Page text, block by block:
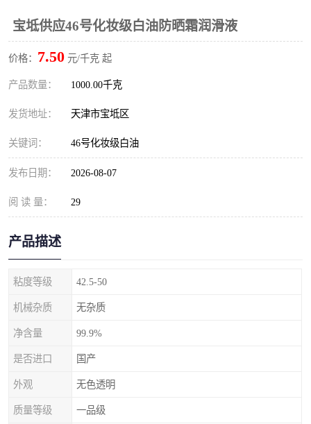
宝坻供应46号化妆级白油防晒霜润滑液
价格： 7.50 元/千克 起
产品数量： 1000.00千克
发货地址： 天津市宝坻区
关键词： 46号化妆级白油
发布日期： 2026-08-07
阅 读 量： 29
产品描述
粘度等级 42.5-50
机械杂质 无杂质
净含量 99.9%
是否进口 国产
外观 无色透明
质量等级 一品级